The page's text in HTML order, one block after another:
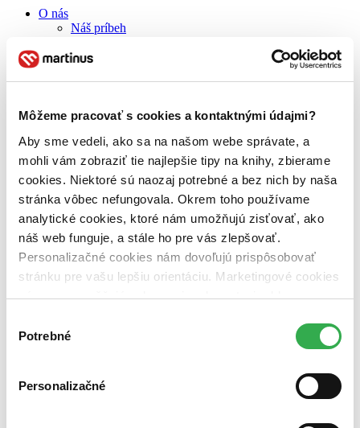
Môžeme pracovať s cookies a kontaktnými údajmi?
Aby sme vedeli, ako sa na našom webe správate, a
mohli vám zobraziť tie najlepšie tipy na knihy, zbierame
cookies. Niektoré sú naozaj potrebné a bez nich by naša
stránka vôbec nefungovala. Okrem toho používame
analytické cookies, ktoré nám umožňujú zisťovať, ako
náš web funguje, a stále ho pre vás zlepšovať.
Personalizačné cookies nám dovoľujú prispôsobovať
stránku pre vašu lepšiu orientáciu. Marketingové cookies
nám zas umožňujú zobrazenie relevantnej reklamy.
nám pomohlo, keby sme mohli používať všetky tieto
súhlasu
Potrebné
Personalizačné
O nás
Náš príbeh
Galéria Martinusu
Sme B Corp
Zelený Martinus
Pridaj sa
Pridaj sa k nám
Aktuálne ponuky
Výberový proces
Pošlite mi ponuku
Povedali o nás
Projekty
Kampane
Záložky
Náš labák
Médiá a partneri
Všetky články na tému: Ashton Kutcher